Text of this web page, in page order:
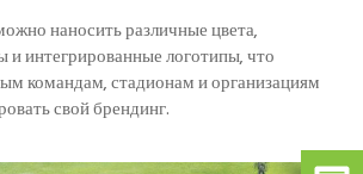
наносить различные цвета,
и интегрированные логотипы, что
командам, стадионам и организациям
свой брендинг.